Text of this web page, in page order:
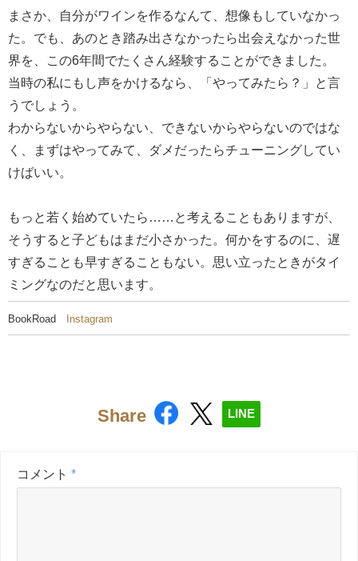
まさか、自分がワインを作るなんて、想像もしていなかっ
た。でも、あのとき踏み出さなかったら出会えなかった世
界を、この6年間でたくさん経験することができました。
当時の私にもし声をかけるなら、「やってみたら？」と言
うでしょう。
わからないからやらない、できないからやらないのではな
く、まずはやってみて、ダメだったらチューニングしてい
けばいい。
もっと若く始めていたら……と考えることもありますが、
そうすると子どもはまだ小さかった。何かをするのに、遅
すぎることも早すぎることもない。思い立ったときがタイ
ミングなのだと思います。
BookRoad Instagram
Share LINE
コメント *